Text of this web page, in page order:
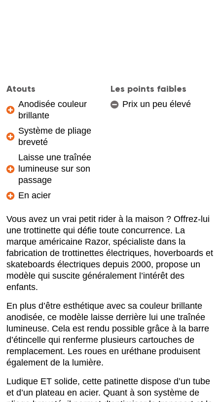
Atouts
Anodisée couleur
brillante
Système de pliage
breveté
Laisse une traînée
lumineuse sur son
passage
En acier
Les points faibles
Prix un peu élevé
Vous avez un vrai petit rider à la maison ? Offrez-lui
une trottinette qui défie toute concurrence. La
marque américaine Razor, spécialiste dans la
fabrication de trottinettes électriques, hoverboards et
skateboards électriques depuis 2000, propose un
modèle qui suscite généralement l’intérêt des
enfants.
En plus d’être esthétique avec sa couleur brillante
anodisée, ce modèle laisse derrière lui une traînée
lumineuse. Cela est rendu possible grâce à la barre
d’étincelle qui renferme plusieurs cartouches de
remplacement. Les roues en uréthane produisent
également de la lumière.
Ludique ET solide, cette patinette dispose d’un tube
et d’un plateau en acier. Quant à son système de